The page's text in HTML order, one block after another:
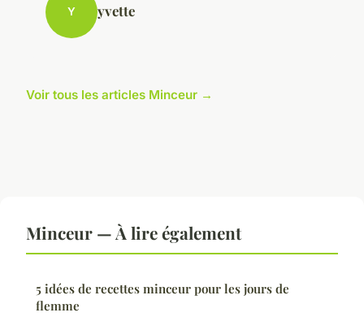
Y yvette
Voir tous les articles Minceur →
Minceur — À lire également
5 idées de recettes minceur pour les jours de
flemme